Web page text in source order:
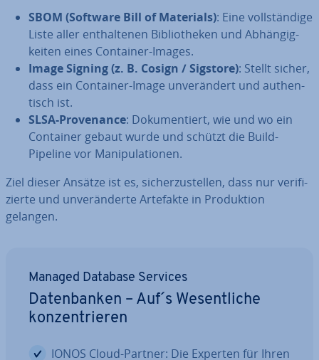
SBOM (Software Bill of Materials): Eine voll­stän­di­ge
Liste aller ent­hal­te­nen Bi­blio­the­ken und Ab­hän­gig­
kei­ten eines Container-Images.
Image Signing (z. B. Cosign / Sigstore): Stellt sicher,
dass ein Container-Image un­ver­än­dert und au­then­
tisch ist.
SLSA-Pro­ven­an­ce: Do­ku­men­tiert, wie und wo ein
Container gebaut wurde und schützt die Build-
Pipeline vor Ma­ni­pu­la­tio­nen.
Ziel dieser Ansätze ist es, si­cher­zu­stel­len, dass nur ve­ri­fi­
zier­te und un­ver­än­der­te Artefakte in Pro­duk­ti­on
gelangen.
Managed Database Services
Da­ten­ban­ken – Auf´s We­sent­li­che
kon­zen­trie­ren
IONOS Cloud-Partner: Die Experten für Ihren